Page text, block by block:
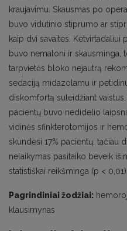
kraujavimu. Skausmas po
buvo vidutinio stiprumo ar
kaip dvi savaites.
buvo nemaloni ir skausminga,
tarpvietės bloko nejautrą
sedaciją midazolamu ir
diskomfortą suleidžiant
pacientų buvo nedidelio
vidinės sfinkterotomijos ir
skundėsi 17% pacientų, tačiau
nelaikymas pasitaiko beveik
statistiškai reikšminga (p < 0,01).
Pagrindiniai žodžiai:
klausimynas